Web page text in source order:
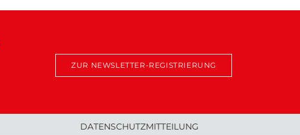
ZUR NEWSLETTER-REGISTRIERUNG
DATENSCHUTZMITTEILUNG